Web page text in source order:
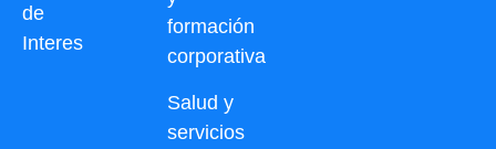
de
Interes
formación
corporativa
Salud y
servicios